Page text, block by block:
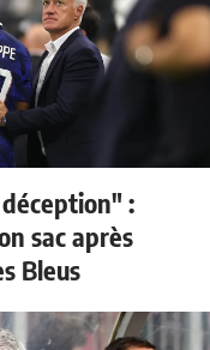
:
sac après
Bleus